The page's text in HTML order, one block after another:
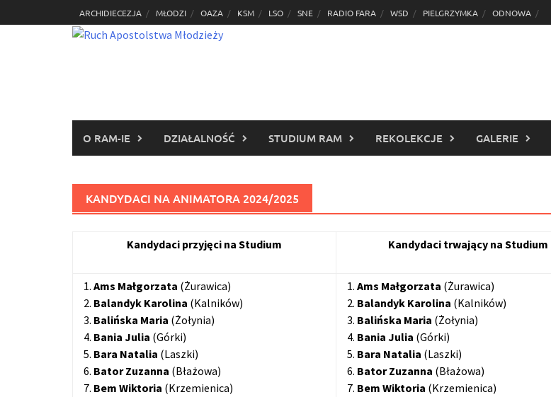
to
ARCHIDIECEZJA MŁODZI OAZA KSM LSO SNE RADIO FARA WSD PIELGRZYMKA ODNOWA
O RAM-IE DZIAŁALNOŚĆ STUDIUM RAM REKOLEKCJE GALERIE
KANDYDACI NA ANIMATORA 2024/2025
Kandydaci przyjęci na Studium Kandydaci trwający na Studium
1. Ams Małgorzata (Żurawica)
2. Balandyk Karolina (Kalników)
3. Balińska Maria (Żołynia)
4. Bania Julia (Górki)
5. Bara Natalia (Laszki)
6. Bator Zuzanna (Błażowa)
7. Bem Wiktoria (Krzemienica)
1. Ams Małgorzata (Żurawica)
2. Balandyk Karolina (Kalników)
3. Balińska Maria (Żołynia)
4. Bania Julia (Górki)
5. Bara Natalia (Laszki)
6. Bator Zuzanna (Błażowa)
7. Bem Wiktoria (Krzemienica)